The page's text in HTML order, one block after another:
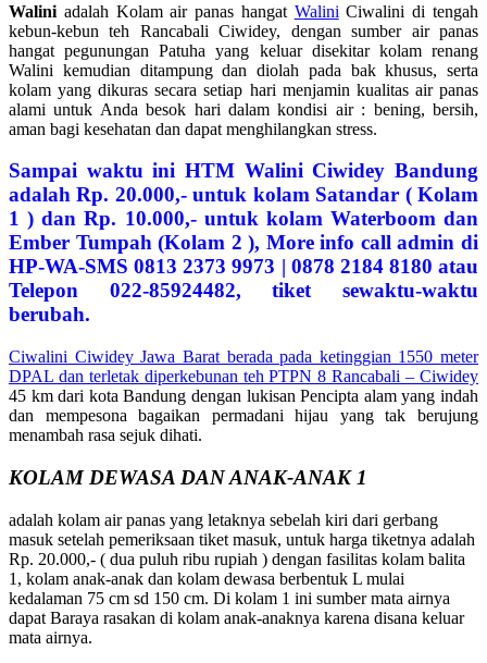
Walini adalah Kolam air panas hangat Walini Ciwalini di tengah
kebun-kebun teh Rancabali Ciwidey, dengan sumber air panas
hangat pegunungan Patuha yang keluar disekitar kolam renang
Walini kemudian ditampung dan diolah pada bak khusus, serta
kolam yang dikuras secara setiap hari menjamin kualitas air panas
alami untuk Anda besok hari dalam kondisi air : bening, bersih,
aman bagi kesehatan dan dapat menghilangkan stress.
Sampai waktu ini HTM Walini Ciwidey Bandung
adalah Rp. 20.000,- untuk kolam Satandar ( Kolam
1 ) dan Rp. 10.000,- untuk kolam Waterboom dan
Ember Tumpah (Kolam 2 ), More info call admin di
HP-WA-SMS 0813 2373 9973 | 0878 2184 8180 atau
Telepon 022-85924482, tiket sewaktu-waktu
berubah.
Ciwalini Ciwidey Jawa Barat berada pada ketinggian 1550 meter
DPAL dan terletak diperkebunan teh PTPN 8 Rancabali – Ciwidey
45 km dari kota Bandung dengan lukisan Pencipta alam yang indah
dan mempesona bagaikan permadani hijau yang tak berujung
menambah rasa sejuk dihati.
KOLAM DEWASA DAN ANAK-ANAK 1
adalah kolam air panas yang letaknya sebelah kiri dari gerbang
masuk setelah pemeriksaan tiket masuk, untuk harga tiketnya adalah
Rp. 20.000,- ( dua puluh ribu rupiah ) dengan fasilitas kolam balita
1, kolam anak-anak dan kolam dewasa berbentuk L mulai
kedalaman 75 cm sd 150 cm. Di kolam 1 ini sumber mata airnya
dapat Baraya rasakan di kolam anak-anaknya karena disana keluar
mata airnya.